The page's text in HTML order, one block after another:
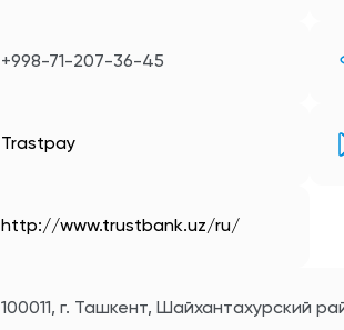
+998-71-207-36-45
Trastpay
http://www.trustbank.uz/ru/
100011, г. Ташкент, Шайхантахурский